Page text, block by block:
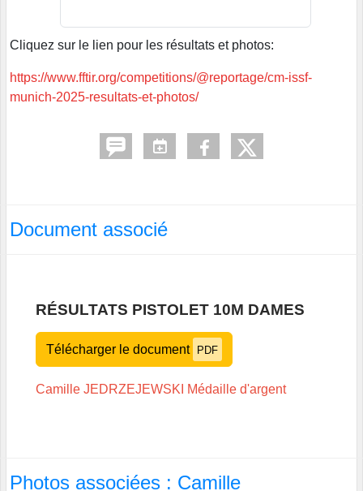
Cliquez sur le lien pour les résultats et photos:
https://www.fftir.org/competitions/@reportage/cm-issf-
munich-2025-resultats-et-photos/
Document associé
RÉSULTATS PISTOLET 10M DAMES
Télécharger le document PDF
Camille JEDRZEJEWSKI Médaille d'argent
Photos associées : Camille